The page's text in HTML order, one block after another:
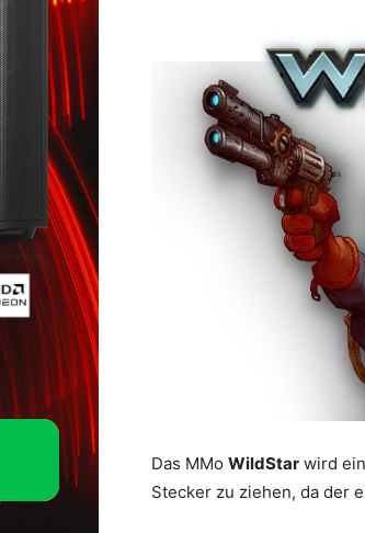
Das MMo WildStar wird
Stecker zu ziehen, da der